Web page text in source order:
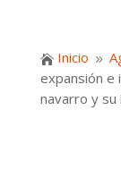
 Inicio 9
expansión e
navarro y